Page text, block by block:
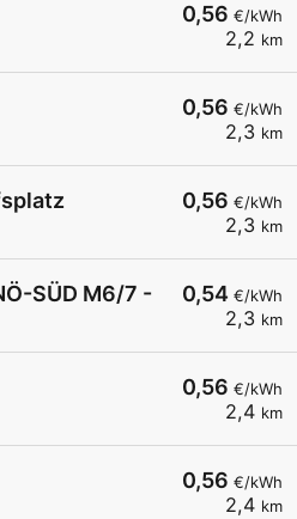
0,56 €/kWh
2,2 km
0,56 €/kWh
2,3 km
0,56 €/kWh
2,3 km
0,54 €/kWh
2,3 km
SÜD M6/7 - DC
0,56 €/kWh
2,4 km
0,56 €/kWh
2,4 km